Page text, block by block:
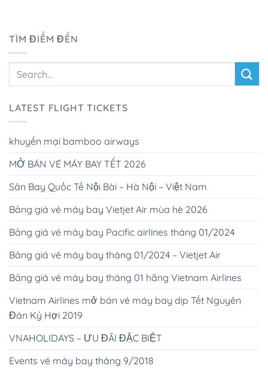
TÌM ĐIỂM ĐẾN
LATEST FLIGHT TICKETS
khuyến mại bamboo airways
MỞ BÁN VÉ MÁY BAY TẾT 2026
Sân Bay Quốc Tế Nội Bài – Hà Nội – Việt Nam
Bảng giá vé máy bay Vietjet Air mùa hè 2026
Bảng giá vé máy bay Pacific airlines tháng 01/2024
Bảng giá vé máy bay tháng 01/2024 – Vietjet Air
Bảng giá vé máy bay tháng 01 hãng Vietnam Airlines
Vietnam Airlines mở bán vé máy bay dịp Tết Nguyên
Đán Kỷ Hợi 2019
VNAHOLIDAYS – ƯU ĐÃI ĐẶC BIỆT
Events vé máy bay tháng 9/2018